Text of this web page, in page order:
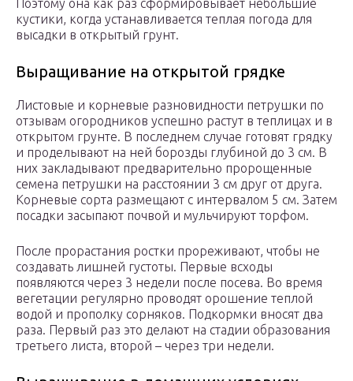
Поэтому она как раз сформировывает небольшие
кустики, когда устанавливается теплая погода для
высадки в открытый грунт.
Выращивание на открытой грядке
Листовые и корневые разновидности петрушки по
отзывам огородников успешно растут в теплицах и в
открытом грунте. В последнем случае готовят грядку
и проделывают на ней борозды глубиной до 3 см. В
них закладывают предварительно пророщенные
семена петрушки на расстоянии 3 см друг от друга.
Корневые сорта размещают с интервалом 5 см. Затем
посадки засыпают почвой и мульчируют торфом.
После прорастания ростки прореживают, чтобы не
создавать лишней густоты. Первые всходы
появляются через 3 недели после посева. Во время
вегетации регулярно проводят орошение теплой
водой и прополку сорняков. Подкормки вносят два
раза. Первый раз это делают на стадии образования
третьего листа, второй – через три недели.